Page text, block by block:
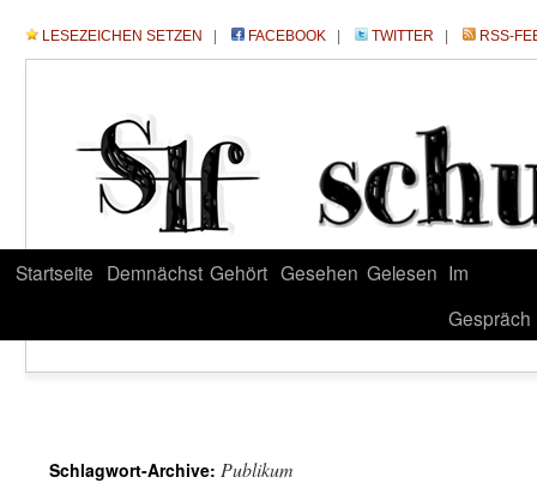
LESEZEICHEN SETZEN FACEBOOK TWITTER RSS-
Startseite Demnächst Gehört Gesehen Gelesen Im
Gespräch
Schlagwort-Archive: Publikum